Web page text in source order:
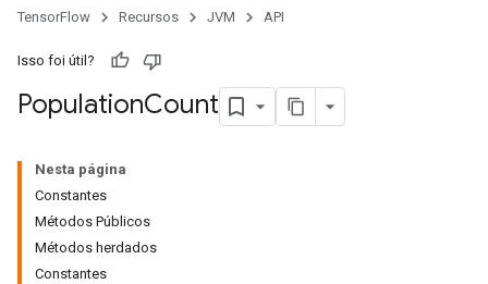
TensorFlow Recursos JVM API
Isso foi útil?
PopulationCount
Nesta página
Constantes
Métodos Públicos
Métodos herdados
Constantes